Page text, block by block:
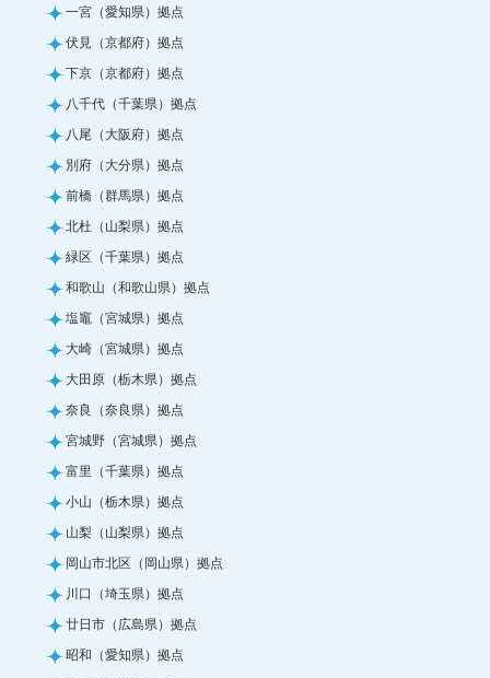
一宮（愛知県）拠点
伏見（京都府）拠点
下京（京都府）拠点
八千代（千葉県）拠点
八尾（大阪府）拠点
別府（大分県）拠点
前橋（群馬県）拠点
北杜（山梨県）拠点
緑区（千葉県）拠点
和歌山（和歌山県）拠点
塩竈（宮城県）拠点
大崎（宮城県）拠点
大田原（栃木県）拠点
奈良（奈良県）拠点
宮城野（宮城県）拠点
富里（千葉県）拠点
小山（栃木県）拠点
山梨（山梨県）拠点
岡山市北区（岡山県）拠点
川口（埼玉県）拠点
廿日市（広島県）拠点
昭和（愛知県）拠点